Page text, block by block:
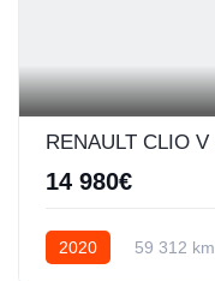
14 980€
2020 59 312 km